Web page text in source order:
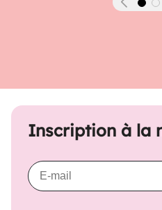
Inscription à la